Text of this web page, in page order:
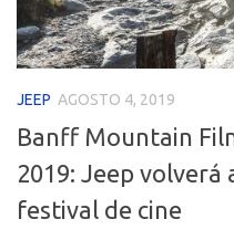
JEEP AGOSTO 4, 2019
Banff Mountain
2019: Jeep volverá
festival de cine